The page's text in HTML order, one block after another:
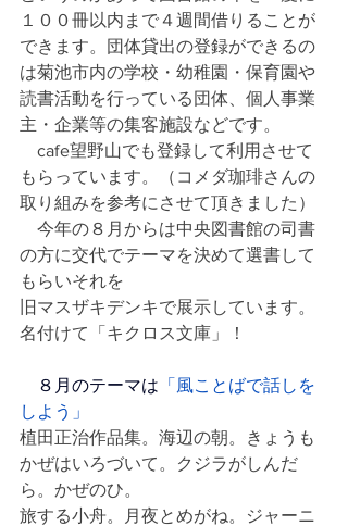
１００冊以内まで４週間借りることが
できます。団体貸出の登録ができるの
は菊池市内の学校・幼稚園・保育園や
読書活動を行っている団体、個人事業
主・企業等の集客施設などです。
cafe望野山でも登録して利用させて
もらっています。（コメダ珈琲さんの
取り組みを参考にさせて頂きました）
今年の８月からは中央図書館の司書
の方に交代でテーマを決めて選書して
もらいそれを
旧マスザキデンキで展示しています。
名付けて「キクロス文庫」！
８月のテーマは 「風ことばで話しを
しよう」
植田正治作品集。海辺の朝。きょうも
かぜはいろづいて。クジラがしんだ
ら。かぜのひ。
旅する小舟。月夜とめがね。ジャーニ